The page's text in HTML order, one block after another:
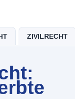
ZIVILRECHT